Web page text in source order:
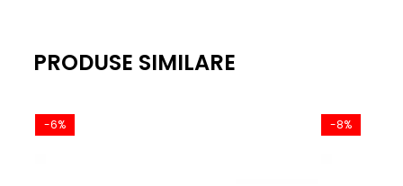
PRODUSE SIMILARE
-6% -8%